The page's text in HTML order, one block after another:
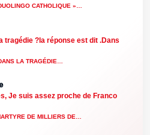
CATHOLIQUE »…
tragédie ?la réponse est dit .Dans
LA TRAGÉDIE…
Je suis assez proche de Franco
DE MILLIERS DE…